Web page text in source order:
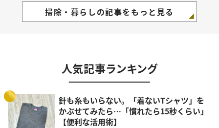
掃除・暮らしの記事をもっと見る
人気記事ランキング
1
針も糸もいらない。「着ないTシャツ」を
かぶせてみたら…「慣れたら15秒くらい」
【便利な活用術】